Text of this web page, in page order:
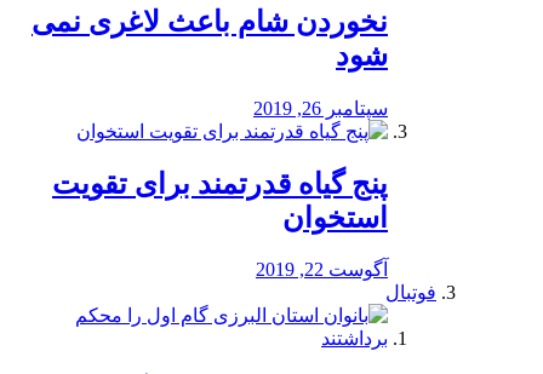
نخوردن شام باعث لاغری نمی
‌شود
سپتامبر 26, 2019
پنج گیاه قدرتمند برای تقویت
استخوان
آگوست 22, 2019
فوتبال